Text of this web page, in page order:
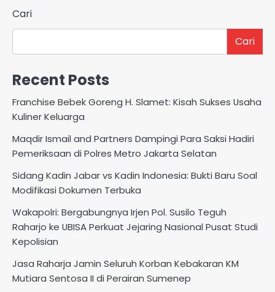
Cari
Cari
Recent Posts
Franchise Bebek Goreng H. Slamet: Kisah Sukses Usaha
Kuliner Keluarga
Maqdir Ismail and Partners Dampingi Para Saksi Hadiri
Pemeriksaan di Polres Metro Jakarta Selatan
Sidang Kadin Jabar vs Kadin Indonesia: Bukti Baru Soal
Modifikasi Dokumen Terbuka
Wakapolri: Bergabungnya Irjen Pol. Susilo Teguh
Raharjo ke UBISA Perkuat Jejaring Nasional Pusat Studi
Kepolisian
Jasa Raharja Jamin Seluruh Korban Kebakaran KM
Mutiara Sentosa II di Perairan Sumenep